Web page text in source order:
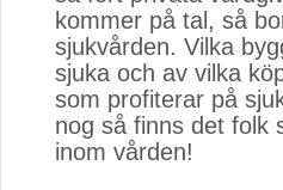
kommer på tal, så
sjukvården. Vilka
sjuka och av vilka
som profiterar på
nog så finns det folk
inom vården!